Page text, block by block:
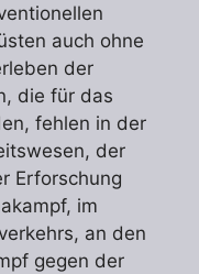
auch ohne
der
die für das
fehlen in der
der
Erforschung
im
an den
gegen der